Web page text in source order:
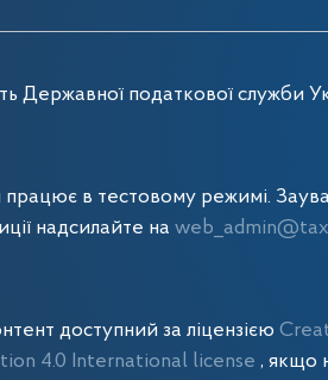
Державної податкової служби
працює в тестовому режимі.
надсилайте на
доступний за ліцензією
4.0 International license , якщо